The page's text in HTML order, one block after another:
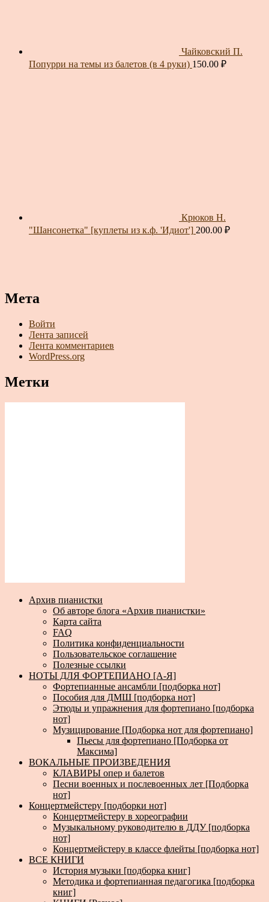
Чайковский П.
Попурри на темы из балетов (в 4 руки) 150.00 ₽
Крюков Н.
"Шансонетка" [куплеты из к.ф. 'Идиот'] 200.00 ₽
Мета
Войти
Лента записей
Лента комментариев
WordPress.org
Метки
Архив пианистки
Об авторе блога «Архив пианистки»
Карта сайта
FAQ
Политика конфиденциальности
Пользовательское соглашение
Полезные ссылки
НОТЫ ДЛЯ ФОРТЕПИАНО [А-Я]
Фортепианные ансамбли [подборка нот]
Пособия для ДМШ [подборка нот]
Этюды и упражнения для фортепиано [подборка
нот]
Музицирование [Подборка нот для фортепиано]
Пьесы для фортепиано [Подборка от
Максима]
ВОКАЛЬНЫЕ ПРОИЗВЕДЕНИЯ
КЛАВИРЫ опер и балетов
Песни военных и послевоенных лет [Подборка
нот]
Концертмейстеру [подборки нот]
Концертмейстеру в хореографии
Музыкальному руководителю в ДДУ [подборка
нот]
Концертмейстеру в классе флейты [подборка нот]
ВСЕ КНИГИ
История музыки [подборка книг]
Методика и фортепианная педагогика [подборка
книг]